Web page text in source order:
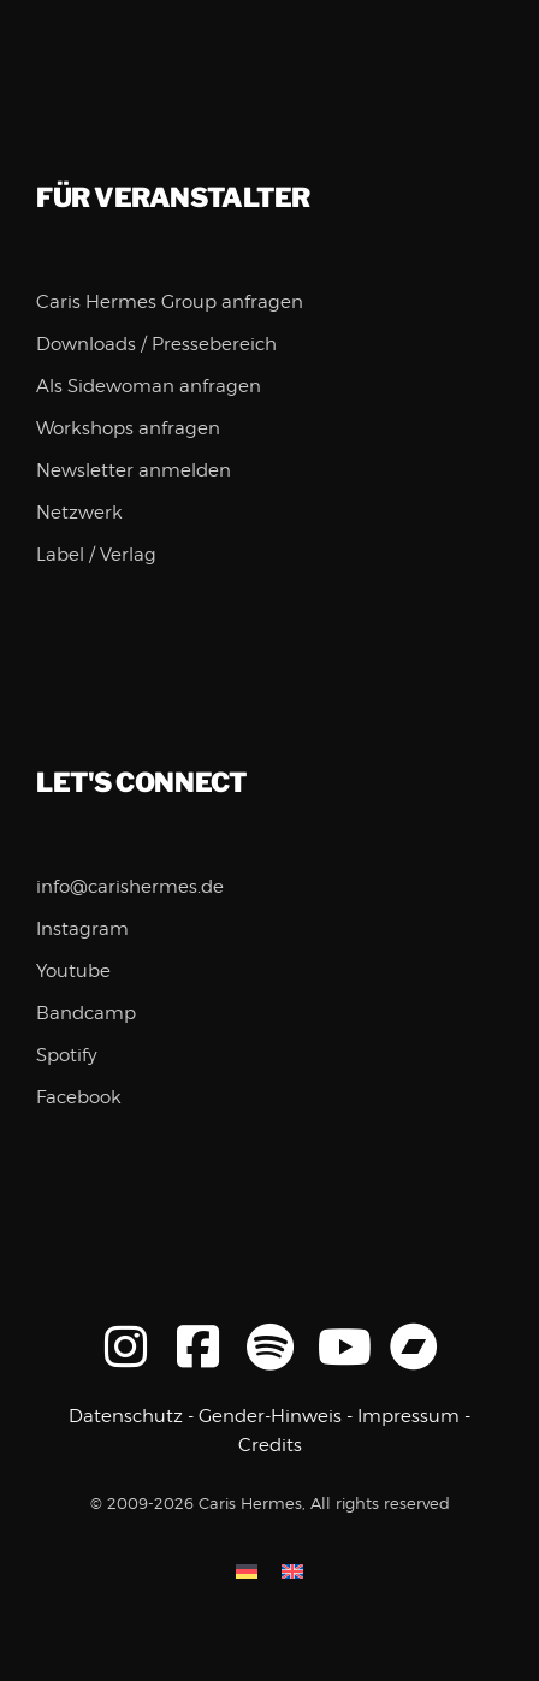
FÜR VERANSTALTER
Caris Hermes Group anfragen
Downloads / Pressebereich
Als Sidewoman anfragen
Workshops anfragen
Newsletter anmelden
Netzwerk
Label / Verlag
LET'S CONNECT
info@carishermes.de
Instagram
Youtube
Bandcamp
Spotify
Facebook
Datenschutz - Gender-Hinweis - Impressum -
Credits
© 2009-2026 Caris Hermes, All rights reserved